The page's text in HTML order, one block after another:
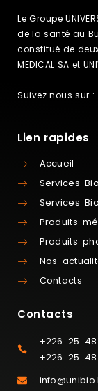
Le Groupe
de la santé au
constitué de
MEDICAL SA et
Suivez nous sur :
Lien rapides
Accueil
Services
Services
Produits
Produits
Nos
Contacts
Contacts
+226 25
+226 25